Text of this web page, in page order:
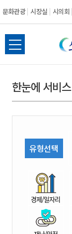
문화관광 시장실 시의회
전
체
뉴
열
한눈에 서비스
유형선택
경제/일자리